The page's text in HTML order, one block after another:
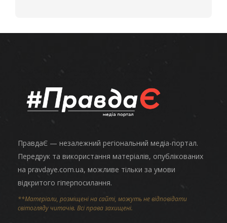
ПравдаЄ — незалежний регіональний медіа-портал.
Передрук та використання матеріалів, опублікованих
на pravdaye.com.ua, можливе тільки за умови
відкритого гіперпосилання.
**Матеріали, розміщені на сайті, можуть не відповідати
світогляду читачів. Всі права захищені.